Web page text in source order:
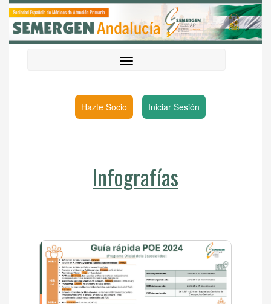
Hazte Socio Iniciar Sesión
Infografías